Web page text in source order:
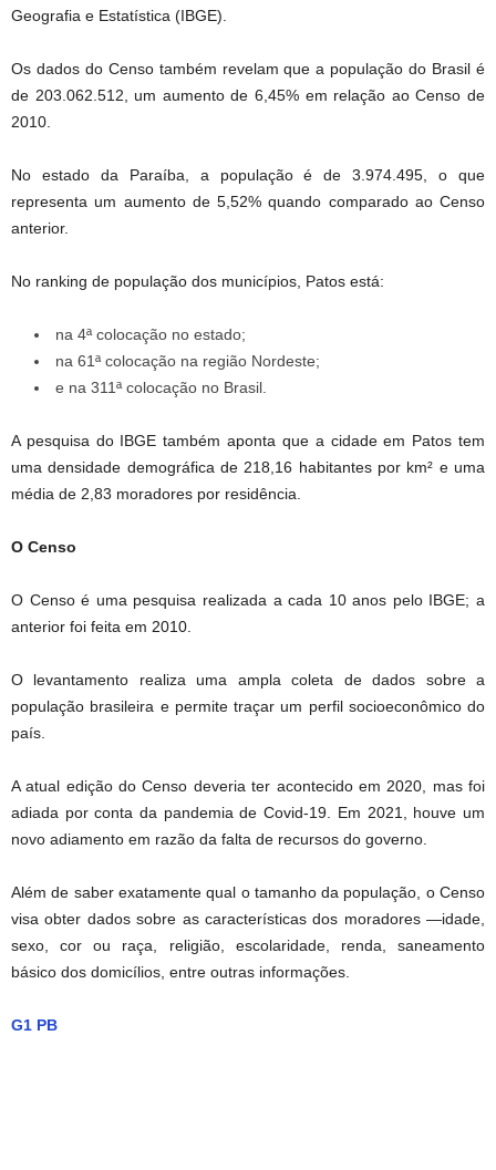
Geografia e Estatística (IBGE).
Os dados do Censo também revelam que a população do Brasil é
de 203.062.512, um aumento de 6,45% em relação ao Censo de
2010.
No estado da Paraíba, a população é de 3.974.495, o que
representa um aumento de 5,52% quando comparado ao Censo
anterior.
No ranking de população dos municípios, Patos está:
na 4ª colocação no estado;
na 61ª colocação na região Nordeste;
e na 311ª colocação no Brasil.
A pesquisa do IBGE também aponta que a cidade em Patos tem
uma densidade demográfica de 218,16 habitantes por km² e uma
média de 2,83 moradores por residência.
O Censo
O Censo é uma pesquisa realizada a cada 10 anos pelo IBGE; a
anterior foi feita em 2010.
O levantamento realiza uma ampla coleta de dados sobre a
população brasileira e permite traçar um perfil socioeconômico do
país.
A atual edição do Censo deveria ter acontecido em 2020, mas foi
adiada por conta da pandemia de Covid-19. Em 2021, houve um
novo adiamento em razão da falta de recursos do governo.
Além de saber exatamente qual o tamanho da população, o Censo
visa obter dados sobre as características dos moradores —idade,
sexo, cor ou raça, religião, escolaridade, renda, saneamento
básico dos domicílios, entre outras informações.
G1 PB